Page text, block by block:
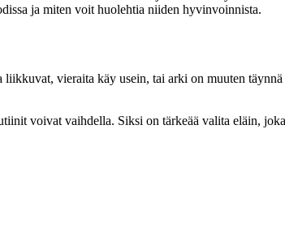
ja miten voit huolehtia niiden hyvinvoinnista.
vieraita käy usein, tai arki on muuten
voivat vaihdella. Siksi on tärkeää valita eläin,